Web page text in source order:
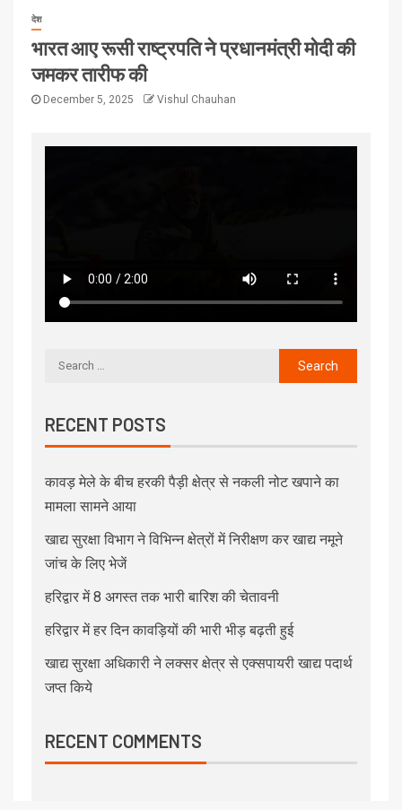
देश
भारत आए रूसी राष्ट्रपति ने प्रधानमंत्री मोदी की
जमकर तारीफ की
December 5, 2025 Vishul Chauhan
RECENT POSTS
कावड़ मेले के बीच हरकी पैड़ी क्षेत्र से नकली नोट खपाने का
मामला सामने आया
खाद्य सुरक्षा विभाग ने विभिन्न क्षेत्रों में निरीक्षण कर खाद्य नमूने
जांच के लिए भेजें
हरिद्वार में 8 अगस्त तक भारी बारिश की चेतावनी
हरिद्वार में हर दिन कावड़ियों की भारी भीड़ बढ़ती हुई
खाद्य सुरक्षा अधिकारी ने लक्सर क्षेत्र से एक्सपायरी खाद्य पदार्थ
जप्त किये
RECENT COMMENTS